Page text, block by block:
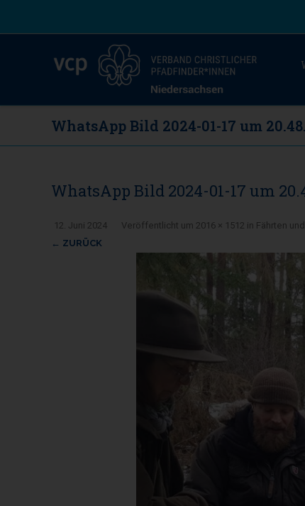
WhatsApp Bild 2024-01-17 um
WhatsApp Bild 2024-01-17 um
Veröffentlicht
12. Juni 2024 um 2016 × 1512 in Fährten
← ZURÜCK